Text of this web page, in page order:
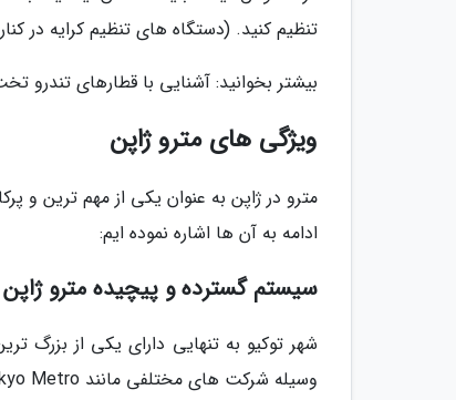
تنظیم کنید. (دستگاه های تنظیم کرایه در
بیشتر بخوانید: آشنایی با قطارهای تندرو
ویژگی های مترو ژاپن
مترو در ژاپن به عنوان یکی از مهم ترین و
ادامه به آن ها اشاره نموده ایم:
سیستم گسترده و پیچیده مترو ژاپن
شهر توکیو به تنهایی دارای یکی از
وسیله شرکت های مختلفی مانند Tokyo Metro و Toei Subway سازماندهی می گردد.